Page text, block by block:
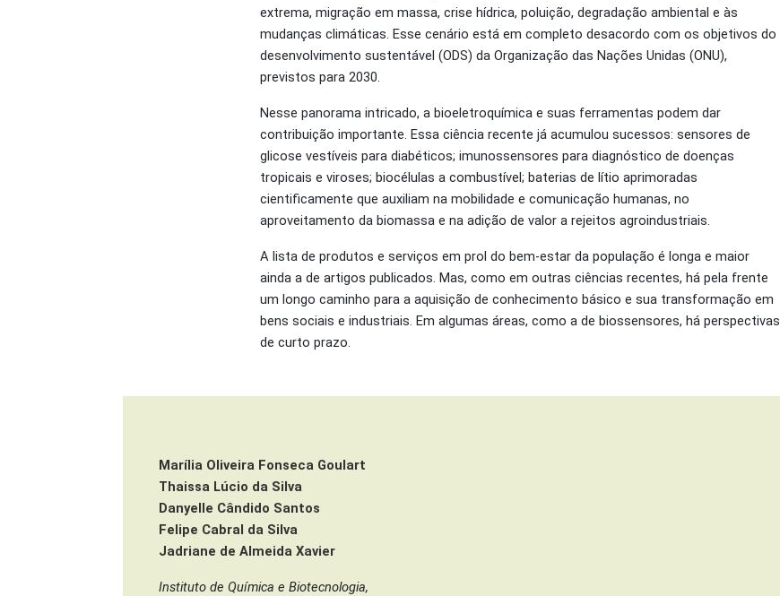
extrema, migração em massa, crise hídrica, poluição, degradação ambiental e às
mudanças climáticas. Esse cenário está em completo desacordo com os objetivos do
desenvolvimento sustentável (ODS) da Organização das Nações Unidas (ONU),
previstos para 2030.
Nesse panorama intricado, a bioeletroquímica e suas ferramentas podem dar
contribuição importante. Essa ciência recente já acumulou sucessos: sensores de
glicose vestíveis para diabéticos; imunossensores para diagnóstico de doenças
tropicais e viroses; biocélulas a combustível; baterias de lítio aprimoradas
cientificamente que auxiliam na mobilidade e comunicação humanas, no
aproveitamento da biomassa e na adição de valor a rejeitos agroindustriais.
A lista de produtos e serviços em prol do bem-estar da população é longa e maior
ainda a de artigos publicados. Mas, como em outras ciências recentes, há pela frente
um longo caminho para a aquisição de conhecimento básico e sua transformação em
bens sociais e industriais. Em algumas áreas, como a de biossensores, há perspectivas
de curto prazo.
Marília Oliveira Fonseca Goulart
Thaissa Lúcio da Silva
Danyelle Cândido Santos
Felipe Cabral da Silva
Jadriane de Almeida Xavier
Instituto de Química e Biotecnologia,